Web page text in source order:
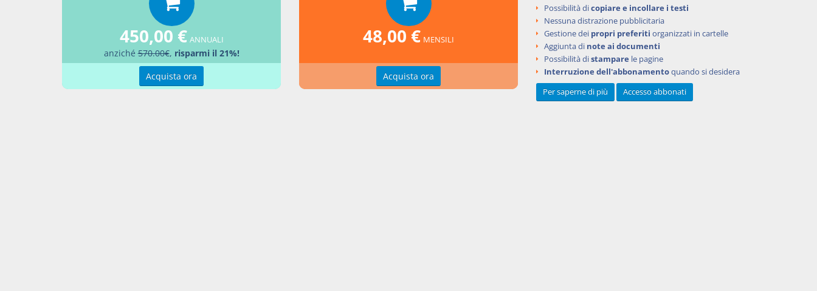
Decreto Legislativo del 1993 numero 385
450,00 € ANNUALI
anziché570.00€, risparmi il 21%!
Acquista ora
48,00 € MENSILI
Acquista ora
Possibilità dicopiare e incollare i testi
Nessuna distrazione pubblicitaria
Gestione dei propri preferiti organizzati in cartelle
Aggiunta di note ai documenti
Possibilità distampare le pagine
Interruzione dell'abbonamentoquando si desidera
Per saperne di più
Accesso abbonati